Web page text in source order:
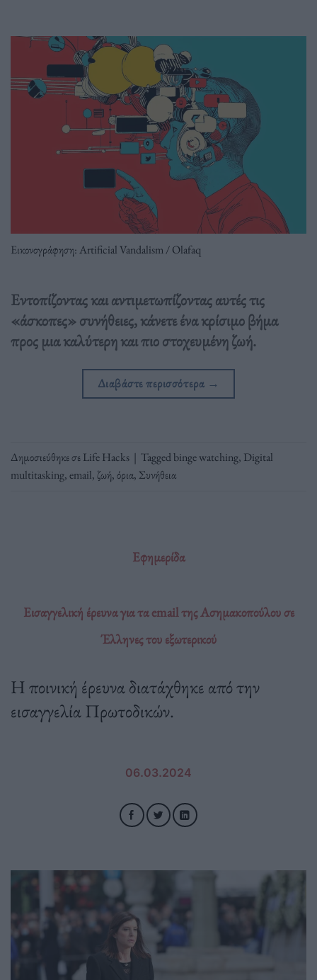
Εικονογράφηση: Artificial Vandalism / Olafaq
Εντοπίζοντας και αντιμετωπίζοντας αυτές τις
«άσκοπες» συνήθειες, κάνετε ένα κρίσιμο βήμα
προς μια καλύτερη και πιο στοχευμένη ζωή.
Διαβάστε περισσότερα →
Δημοσιεύθηκε σεLife Hacks | Taggedbinge watching, Digital
multitasking,email,ζωή,όρια, Συνήθεια
Εφημερίδα
Εισαγγελική έρευνα για τα email της Ασημακοπούλου σε
Έλληνες του εξωτερικού
Η ποινική έρευνα διατάχθηκε από την
εισαγγελία Πρωτοδικών.
06.03.2024